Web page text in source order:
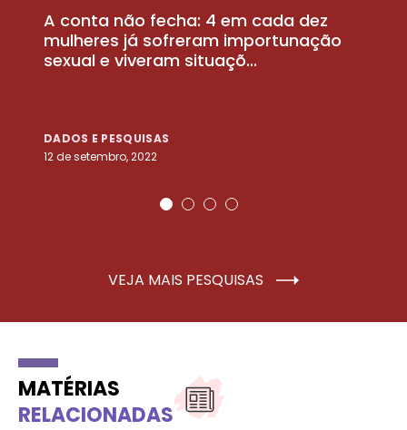
A conta não fecha: 4 em cada dez
mulheres já sofreram importunação
sexual e viveram situaçõ...
DADOS E PESQUISAS
12 de setembro, 2022
VEJA MAIS PESQUISAS
MATÉRIAS
RELACIONADAS